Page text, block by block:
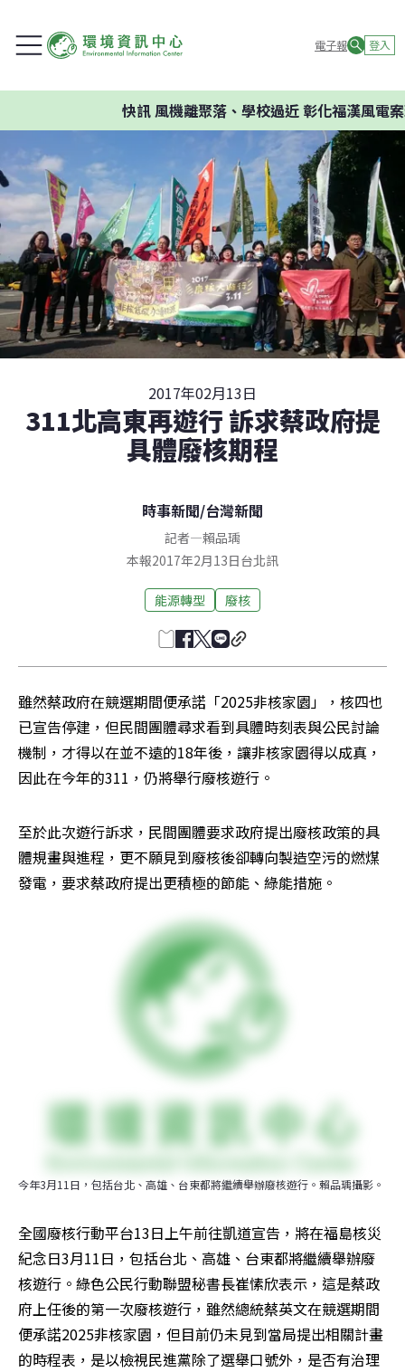
電子報 登入
快訊風機離聚落、學校過近 彰化福漢風電案環
2017年02月13日
311北高東再遊行 訴求蔡政府提
具體廢核期程
時事新聞/台灣新聞
記者—賴品瑀
本報2017年2月13日台北訊
能源轉型 廢核
雖然蔡政府在競選期間便承諾「2025非核家園」，核四也
已宣告停建，但民間團體尋求看到具體時刻表與公民討論
機制，才得以在並不遠的18年後，讓非核家園得以成真，
因此在今年的311，仍將舉行廢核遊行。
至於此次遊行訴求，民間團體要求政府提出廢核政策的具
體規畫與進程，更不願見到廢核後卻轉向製造空污的燃煤
發電，要求蔡政府提出更積極的節能、綠能措施。
今年3月11日，包括台北、高雄、台東都將繼續舉辦廢核遊行。賴品瑀攝影。
全國廢核行動平台13日上午前往凱道宣告，將在福島核災
紀念日3月11日，包括台北、高雄、台東都將繼續舉辦廢
核遊行。綠色公民行動聯盟秘書長崔愫欣表示，這是蔡政
府上任後的第一次廢核遊行，雖然總統蔡英文在競選期間
便承諾2025非核家園，但目前仍未見到當局提出相關計畫
的時程表，是以檢視民進黨除了選舉口號外，是否有治理